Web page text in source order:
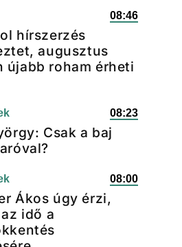
08:46
hírszerzés
augusztus
újabb roham érheti
08:23
Csak a baj
08:00
Ákos úgy érzi,
idő a